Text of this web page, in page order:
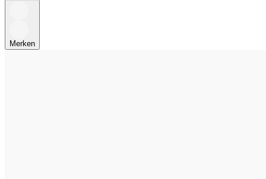
Merken